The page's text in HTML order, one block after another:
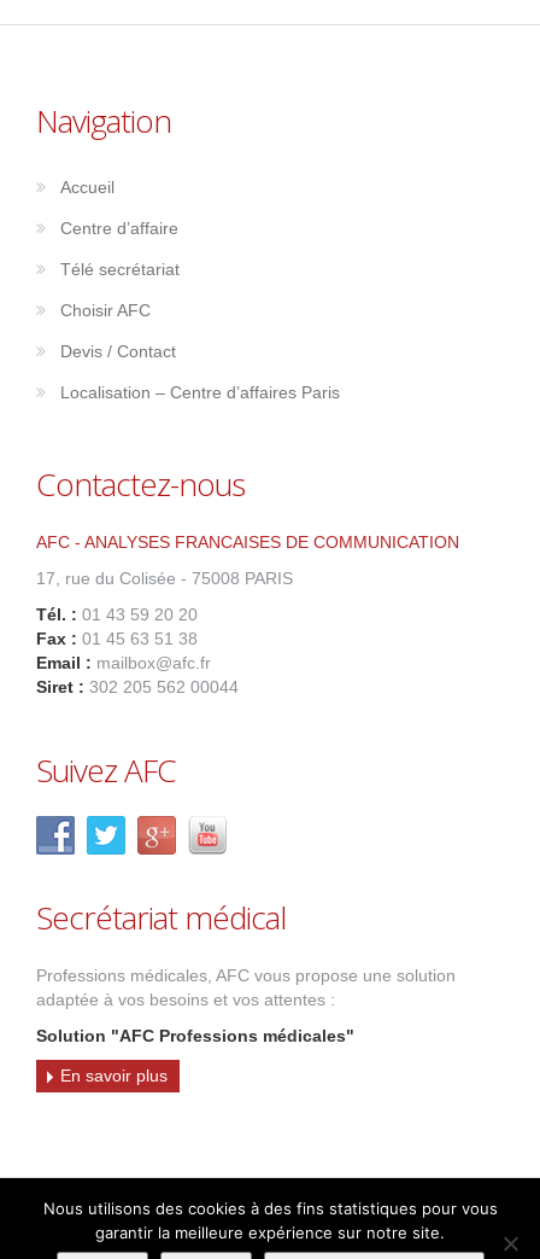
Navigation
Accueil
Centre d’affaire
Télé secrétariat
Choisir AFC
Devis / Contact
Localisation – Centre d’affaires Paris
Contactez-nous
AFC - ANALYSES FRANCAISES DE COMMUNICATION
17, rue du Colisée - 75008 PARIS
Tél. : 01 43 59 20 20
Fax : 01 45 63 51 38
Email : mailbox@afc.fr
Siret : 302 205 562 00044
Suivez AFC
Secrétariat médical
Professions médicales, AFC vous propose une solution
adaptée à vos besoins et vos attentes :
Solution "AFC Professions médicales"
En savoir plus
- Tous droits réservés -Crédits Mentions légales
Politique de confidentialité-Contact -Plan du site
Nous utilisons des cookies à des fins statistiques pour vous
garantir la meilleure expérience sur notre site.